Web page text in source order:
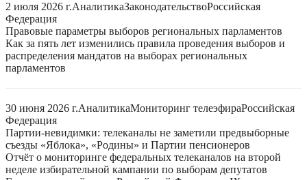
2 июля 2026 г.АналитикаЗаконодательствоРоссийская
Федерация
Правовые параметры выборов региональных парламентов
Как за пять лет изменились правила проведения выборов и
распределения мандатов на выборах региональных
парламентов
30 июня 2026 г.АналитикаМониторинг телеэфираРоссийская
Федерация
Партии-невидимки: телеканалы не заметили предвыборные
съезды «Яблока», «Родины» и Партии пенсионеров
Отчёт о мониторинге федеральных телеканалов на второй
неделе избирательной кампании по выборам депутатов